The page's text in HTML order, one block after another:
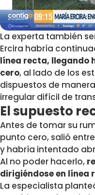
La experta también
Ercira habría
línea recta, llegando
cero, al lado de los
dispuestos de
irregular difícil de
El supuesto
Antes de tomar su
punto cero, salió
y habría intentado
Al no poder hacerlo,
dirigiéndose en línea
La especialista